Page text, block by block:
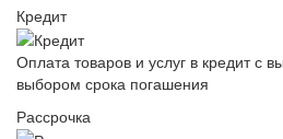
Кредит
Оплата товаров и услуг в кредит с
выбором срока погашения
Рассрочка